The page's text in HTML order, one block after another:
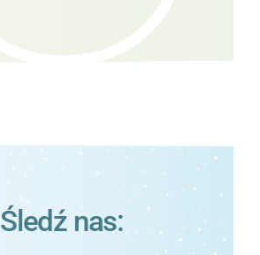
Śledź nas: